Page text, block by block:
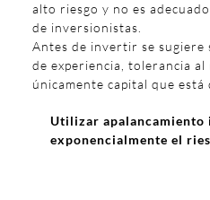
alto riesgo y no es
de inversionistas.
Antes de invertir se sugiere
de experiencia, tolerancia
únicamente capital que está
Utilizar apalancamiento
exponencialmente el